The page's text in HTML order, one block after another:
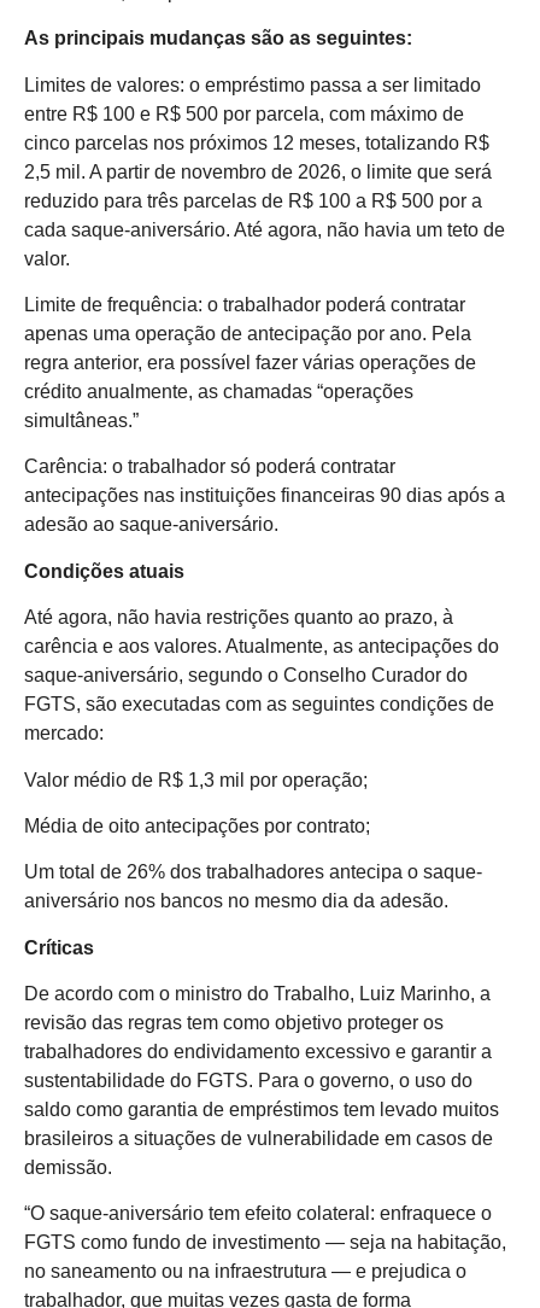
As principais mudanças são as seguintes:
Limites de valores: o empréstimo passa a ser limitado
entre R$ 100 e R$ 500 por parcela, com máximo de
cinco parcelas nos próximos 12 meses, totalizando R$
2,5 mil. A partir de novembro de 2026, o limite que será
reduzido para três parcelas de R$ 100 a R$ 500 por a
cada saque-aniversário. Até agora, não havia um teto de
valor.
Limite de frequência: o trabalhador poderá contratar
apenas uma operação de antecipação por ano. Pela
regra anterior, era possível fazer várias operações de
crédito anualmente, as chamadas “operações
simultâneas.”
Carência: o trabalhador só poderá contratar
antecipações nas instituições financeiras 90 dias após a
adesão ao saque-aniversário.
Condições atuais
Até agora, não havia restrições quanto ao prazo, à
carência e aos valores. Atualmente, as antecipações do
saque-aniversário, segundo o Conselho Curador do
FGTS, são executadas com as seguintes condições de
mercado:
Valor médio de R$ 1,3 mil por operação;
Média de oito antecipações por contrato;
Um total de 26% dos trabalhadores antecipa o saque-
aniversário nos bancos no mesmo dia da adesão.
Críticas
De acordo com o ministro do Trabalho, Luiz Marinho, a
revisão das regras tem como objetivo proteger os
trabalhadores do endividamento excessivo e garantir a
sustentabilidade do FGTS. Para o governo, o uso do
saldo como garantia de empréstimos tem levado muitos
brasileiros a situações de vulnerabilidade em casos de
demissão.
“O saque-aniversário tem efeito colateral: enfraquece o
FGTS como fundo de investimento — seja na habitação,
no saneamento ou na infraestrutura — e prejudica o
trabalhador, que muitas vezes gasta de forma